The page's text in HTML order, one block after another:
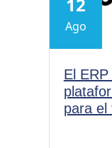
Ago
El
para el